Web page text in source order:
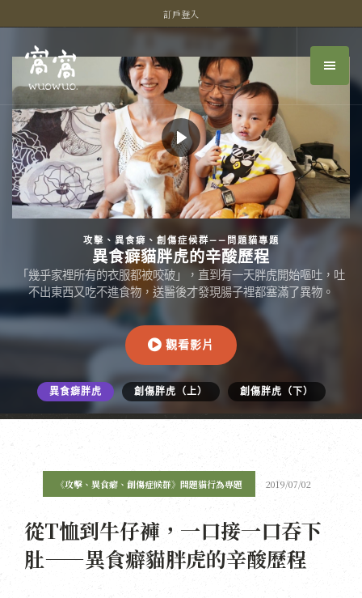
訂戶登入
攻擊、異食癖、創傷症候群——問題貓專題
異食癖貓胖虎的辛酸歷程
「幾乎家裡所有的衣服都被咬破」，直到有一天胖虎開始嘔吐，吐
不出東西又吃不進食物，送醫後才發現腸子裡都塞滿了異物。
觀看影片
異食癖胖虎 創傷胖虎（上） 創傷胖虎（下）
《攻擊、異食癖、創傷症候群》問題貓行為專題 2019/07/02
從T恤到牛仔褲，一口接一口吞下
肚——異食癖貓胖虎的辛酸歷程